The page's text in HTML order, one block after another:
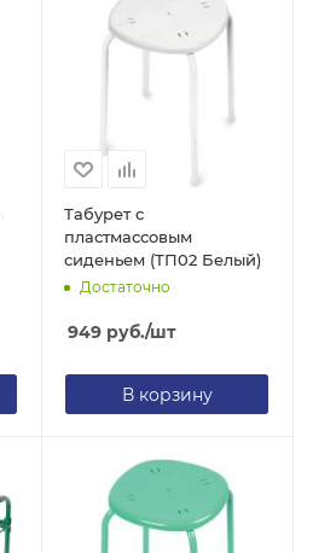
Табурет с
пластмассовым
сиденьем (ТП02 Белый)
Достаточно
949 руб./шт
В корзину